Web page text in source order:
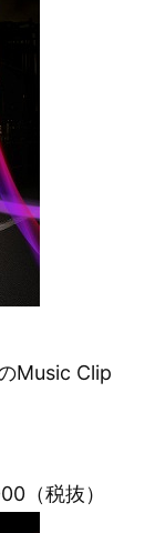
Music Clip
（税抜）